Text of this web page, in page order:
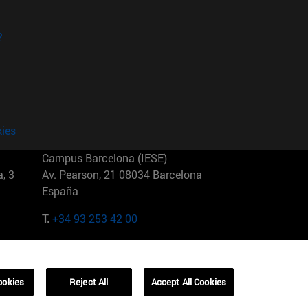
3
Campus Barcelona (IESE)
Av. Pearson, 21 08034 Barcelona
España
T.+34 93 253 42 00
01321001 Bela Vista Brasil
Reject All Accept All Cookies